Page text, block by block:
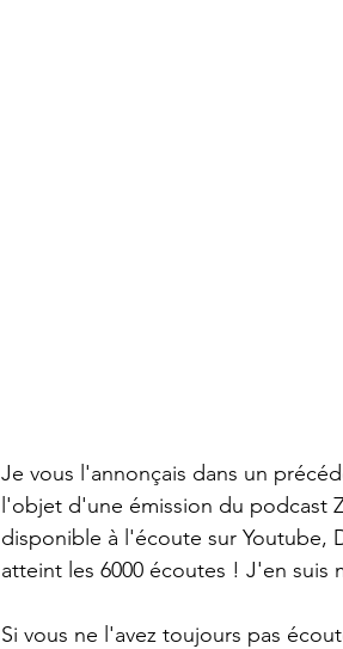
Je vous l'annonçais dans un
l'objet d'une émission du podcast
disponible à l'écoute sur Youtube,
atteint les 6000 écoutes ! J'en suis
Si vous ne l'avez toujours pas